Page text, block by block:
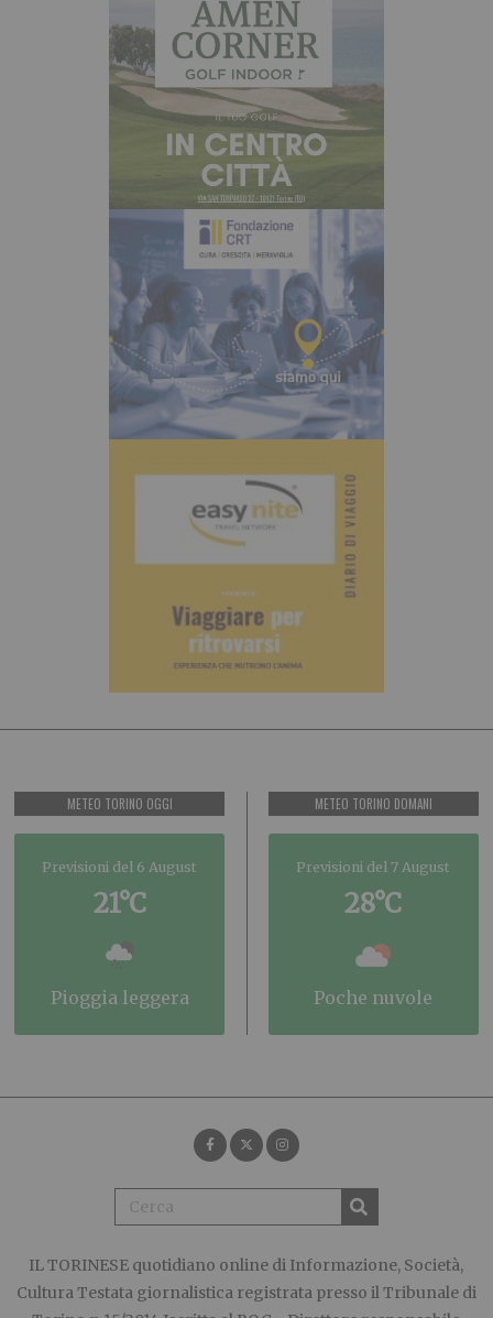
METEO TORINO OGGI
Previsioni del 6 August
21°C
pioggia leggera
METEO TORINO DOMANI
Previsioni del 7 August
28°C
poche nuvole
IL TORINESE quotidiano online di Informazione, Società,
Cultura Testata giornalistica registrata presso il Tribunale di